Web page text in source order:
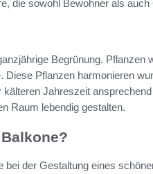
die sowohl Bewohner als
Begrünung. Pflanzen
Diese Pflanzen harmonieren
Jahreszeit
Raum lebendig gestalten.
bei der Gestaltung eines